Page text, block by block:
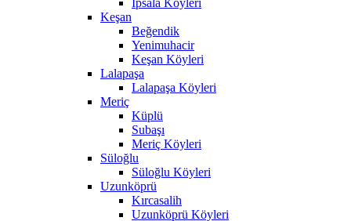
Keşan
Beğendik
Yenimuhacir
Keşan Köyleri
Lalapaşa
Lalapaşa Köyleri
Meriç
Küplü
Subaşı
Meriç Köyleri
Süloğlu
Süloğlu Köyleri
Uzunköprü
Kırcasalih
Uzunköprü Köyleri